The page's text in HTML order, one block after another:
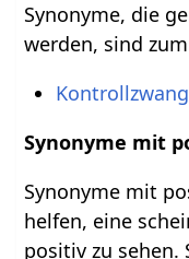
Synonyme, die
werden, sind
Kontrollzwang
Synonyme mit
Synonyme mit
helfen, eine
positiv zu